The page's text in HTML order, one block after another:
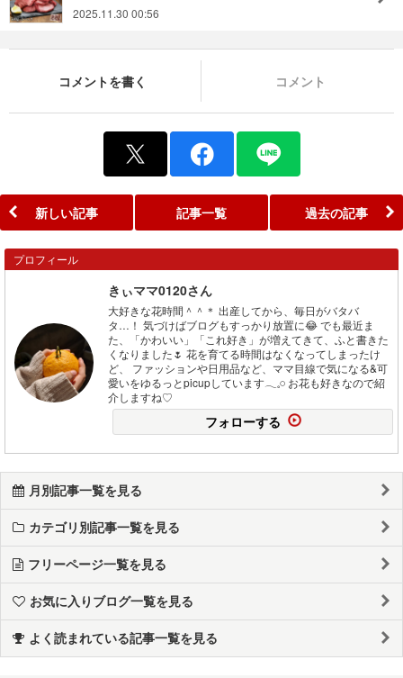
2025.11.30 00:56
コメントを書く コメント
新しい記事 記事一覧 過去の記事
プロフィール
きぃママ0120さん
大好きな花時間＾＾＊ 出産してから、毎日がバタバ
タ…！ 気づけばブログもすっかり放置に😂 でも最近ま
た、「かわいい」「これ好き」が増えてきて、ふと書きた
くなりました🌷 花を育てる時間はなくなってしまったけ
ど、 ファッションや日用品など、ママ目線で気になる&可
愛いをゆるっとpicupしています𓂃𓈒𓏸 お花も好きなので紹
介しますね♡
フォローする
月別記事一覧を見る
カテゴリ別記事一覧を見る
フリーページ一覧を見る
お気に入りブログ一覧を見る
よく読まれている記事一覧を見る